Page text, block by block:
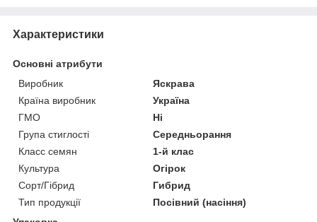
Характеристики
Основні атрибути
Виробник
Яскрава
Країна виробник
Україна
ГМО
Ні
Група стиглості
Середньорання
Класс семян
1-й клас
Культура
Огірок
Сорт/Гібрид
Гибрид
Тип продукції
Посівний (насіння)